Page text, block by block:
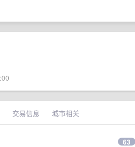
交易信息 城市相关
63